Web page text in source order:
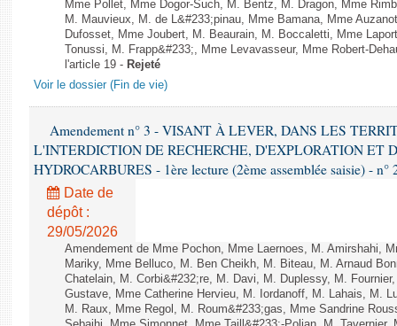
Mme Pollet, Mme Dogor-Such, M. Bentz, M. Dragon, Mme
M. Mauvieux, M. de L&#233;pinau, Mme Bamana, Mme
Dufosset, Mme Joubert, M. Beaurain, M. Boccaletti, Mme
Tonussi, M. Frapp&#233;, Mme Levavasseur, Mme Robert-
l'article 19 - Rejeté
Voir le dossier (Fin de vie)
Amendement n° 3 - VISANT À LEVER, DANS LES
L'INTERDICTION DE RECHERCHE, D'EXPLORATION ET
HYDROCARBURES - 1ère lecture (2ème assemblée saisie) - n°
Date de
dépôt :
29/05/2026
Amendement de Mme Pochon, Mme Laernoes, M. Amirshahi,
Mariky, Mme Belluco, M. Ben Cheikh, M. Biteau, M. Arnaud
Chatelain, M. Corbi&#232;re, M. Davi, M. Duplessy, M.
Gustave, Mme Catherine Hervieu, M. Iordanoff, M. Lahais, M.
M. Raux, Mme Regol, M. Roum&#233;gas, Mme Sandrine